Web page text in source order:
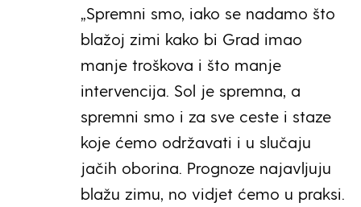
„Spremni smo, iako se nadamo što
blažoj zimi kako bi Grad imao
manje troškova i što manje
intervencija. Sol je spremna, a
spremni smo i za sve ceste i staze
koje ćemo održavati i u slučaju
jačih oborina. Prognoze najavljuju
blažu zimu, no vidjet ćemo u praksi.